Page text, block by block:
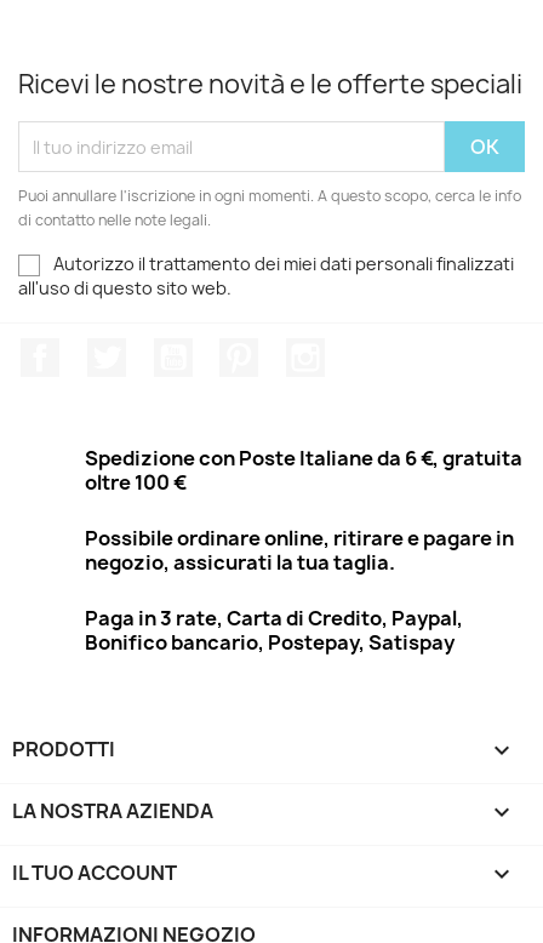
Ricevi le nostre novità e le offerte speciali
Puoi annullare l'iscrizione in ogni momenti. A questo scopo, cerca le info
di contatto nelle note legali.
Autorizzo il trattamento dei miei dati personali finalizzati
all'uso di questo sito web.
Spedizione con Poste Italiane da 6 €, gratuita
oltre 100 €
Possibile ordinare online, ritirare e pagare in
negozio, assicurati la tua taglia.
Paga in 3 rate, Carta di Credito, Paypal,
Bonifico bancario, Postepay, Satispay
PRODOTTI 
LA NOSTRA AZIENDA 
IL TUO ACCOUNT 
INFORMAZIONI NEGOZIO